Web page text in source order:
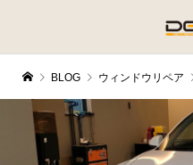
BLOG ウィンドウリペア